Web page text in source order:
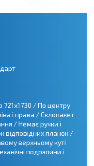
721х1730 / По центру
і права / Склопакет
/ Немає ручки і
відповідних планок /
верхньому куті
подряпини і